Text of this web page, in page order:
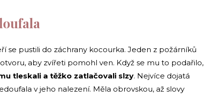
se pustili do záchrany kocourka. Jeden z požárníků
aby zvířeti pomohl ven. Když se mu to podařilo,
tleskali a těžko zatlačovali slzy. Nejvíce dojatá
v jeho nalezení. Měla obrovskou, až slovy